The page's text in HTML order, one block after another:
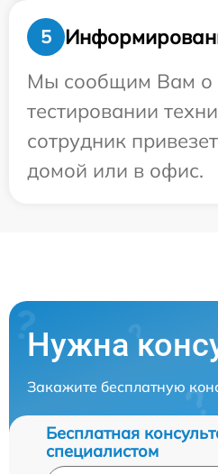
5
Мы сообщим Вам о
тестировании
сотрудник
домой или в офис.
Нужна
Закажите бесплатную
Бесплатная
специалистом